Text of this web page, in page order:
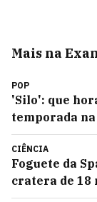
Mais na
POP
'Silo': que
temporada
CIÊNCIA
Foguete da
cratera de 18